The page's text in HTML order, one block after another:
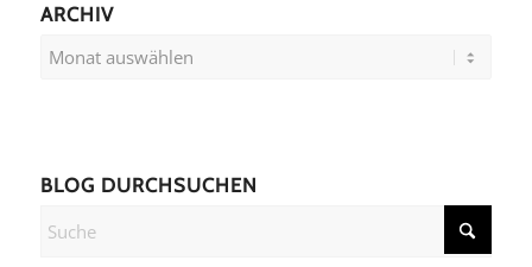
ARCHIV
BLOG DURCHSUCHEN